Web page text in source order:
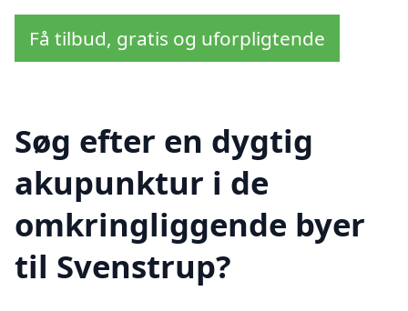
Få tilbud, gratis og uforpligtende
Søg efter en dygtig
akupunktur i de
omkringliggende byer
til Svenstrup?